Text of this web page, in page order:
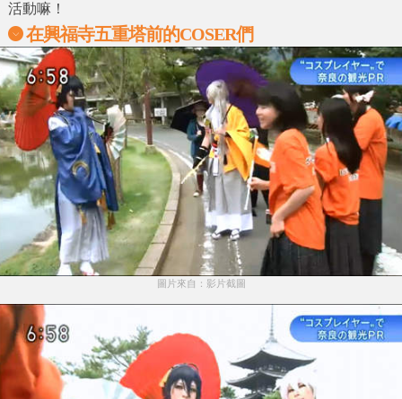
活動嘛！
在興福寺五重塔前的COSER們
圖片來自：影片截圖